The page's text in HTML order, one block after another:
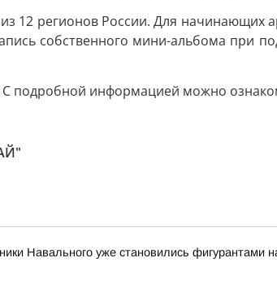
12 регионов России. Для начинающих
собственного мини-альбома при
С подробной информацией можно
Навального уже становились фигурантами